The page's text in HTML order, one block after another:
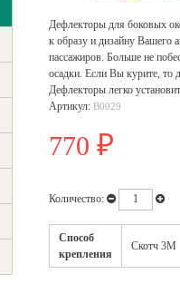
Дефлекторы для боковых
к образу и дизайну Вашего
пассажиров. Больше не
осадки. Если Вы курите, то
Дефлекторы легко
Артикул: В0029
770 ₽
Количество:
Способ
крепления
Скотч 3М